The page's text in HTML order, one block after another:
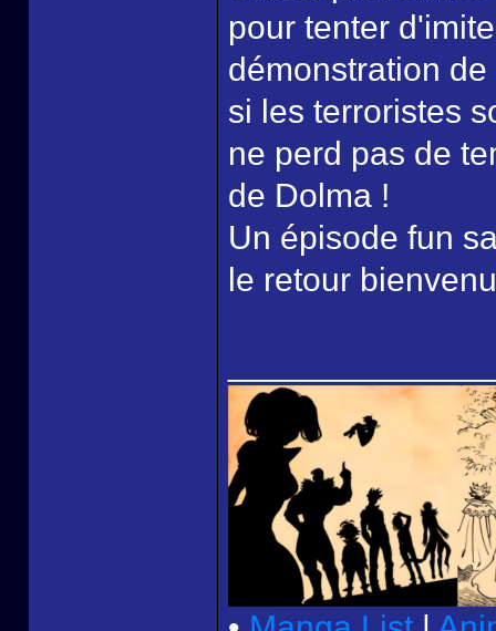
pour tenter
démonstration
si les terroristes
ne perd pas de
de Dolma !
Un épisode fun
le retour